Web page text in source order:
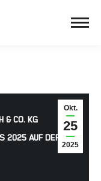
Okt.
25
2025
& CO. KG
2025 AUF DER K-